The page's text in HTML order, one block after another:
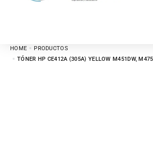
HOME
PRODUCTOS
TÓNER HP CE412A (305A) YELLOW M451DW,